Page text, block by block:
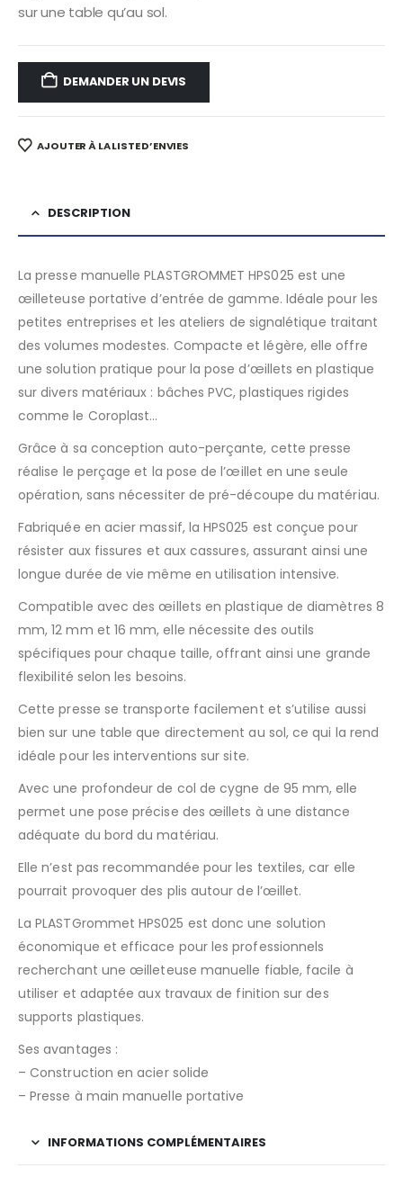
sur une table qu’au sol.
DEMANDER UN DEVIS
AJOUTER À LA LISTE D’ENVIES
DESCRIPTION
La presse manuelle PLASTGROMMET HPS025 est une
œilleteuse portative d’entrée de gamme. Idéale pour les
petites entreprises et les ateliers de signalétique traitant
des volumes modestes. Compacte et légère, elle offre
une solution pratique pour la pose d’œillets en plastique
sur divers matériaux : bâches PVC, plastiques rigides
comme le Coroplast…
Grâce à sa conception auto-perçante, cette presse
réalise le perçage et la pose de l’œillet en une seule
opération, sans nécessiter de pré-découpe du matériau.​
Fabriquée en acier massif, la HPS025 est conçue pour
résister aux fissures et aux cassures, assurant ainsi une
longue durée de vie même en utilisation intensive.​
Compatible avec des œillets en plastique de diamètres 8
mm, 12 mm et 16 mm, elle nécessite des outils
spécifiques pour chaque taille, offrant ainsi une grande
flexibilité selon les besoins.​
Cette presse se transporte facilement et s’utilise aussi
bien sur une table que directement au sol, ce qui la rend
idéale pour les interventions sur site.​
Avec une profondeur de col de cygne de 95 mm, elle
permet une pose précise des œillets à une distance
adéquate du bord du matériau.​
Elle n’est pas recommandée pour les textiles, car elle
pourrait provoquer des plis autour de l’œillet.​
La PLASTGrommet HPS025 est donc une solution
économique et efficace pour les professionnels
recherchant une œilleteuse manuelle fiable, facile à
utiliser et adaptée aux travaux de finition sur des
supports plastiques.
Ses avantages :
– Construction en acier solide
– Presse à main manuelle portative
INFORMATIONS COMPLÉMENTAIRES